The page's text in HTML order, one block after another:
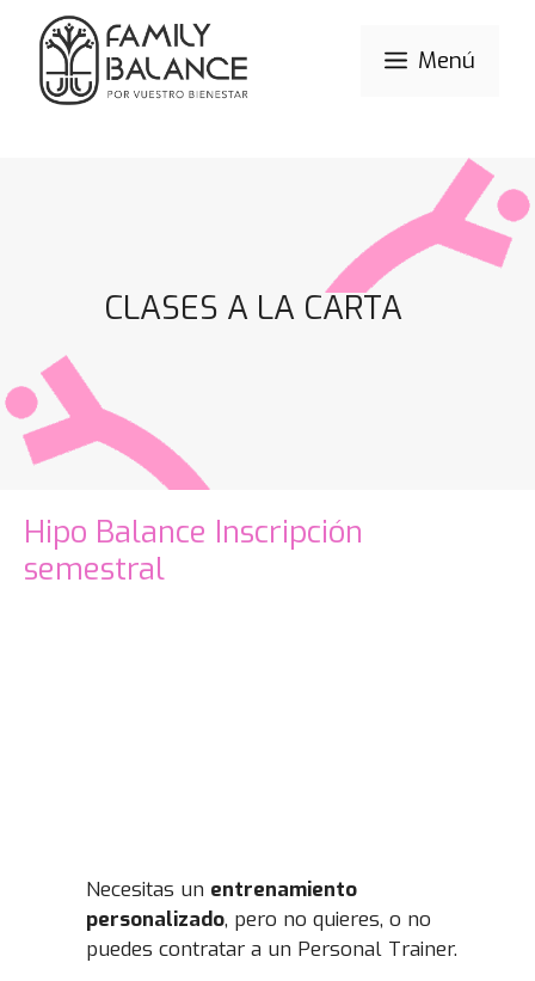
Menú
CLASES A LA CARTA
Hipo Balance Inscripción
semestral
Necesitas un entrenamiento
personalizado, pero no quieres, o no
puedes contratar a un Personal Trainer.